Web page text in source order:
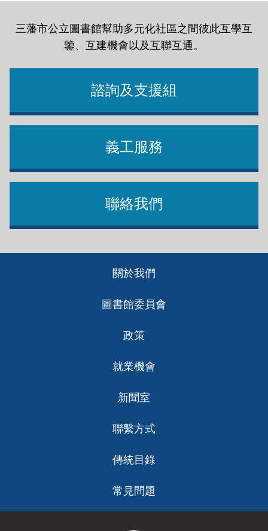
三藩市公立圖書館幫助多元化社區之間彼此互學互
鑒、互建機會以及互聯互通。
諮詢及支援組
義工服務
聯絡我們
關於我們
圖書館委員會
政策
就業機會
新聞室
聯繫方式
傳統目錄
常見問題